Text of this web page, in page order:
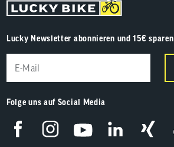
Lucky Newsletter abonnieren und 15€ sparen
Folge uns auf Social Media